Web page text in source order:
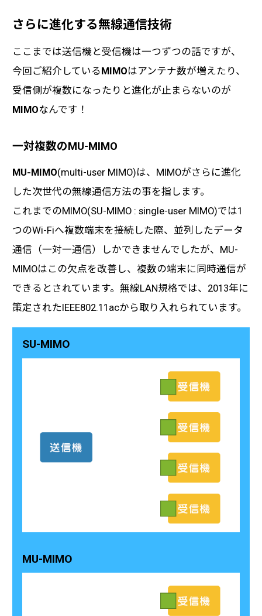
さらに進化する無線通信技術
ここまでは送信機と受信機は一つずつの話ですが、
今回ご紹介しているMIMOはアンテナ数が増えたり、
受信側が複数になったりと進化が止まらないのが
MIMOなんです！
一対複数のMU-MIMO
MU-MIMO(multi-user MIMO)は、MIMOがさらに進化
した次世代の無線通信方法の事を指します。
これまでのMIMO(SU-MIMO : single-user MIMO)では1
つのWi-Fiへ複数端末を接続した際、並列したデータ
通信（一対一通信）しかできませんでしたが、MU-
MIMOはこの欠点を改善し、複数の端末に同時通信が
できるとされています。無線LAN規格では、2013年に
策定されたIEEE802.11acから取り入れられています。
SU-MIMO
MU-MIMO